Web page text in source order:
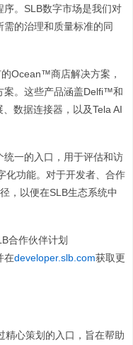
。SLB数字市场是我们对
的治理和质量标准的同
Ocean™商店解决方案，
案。这些产品涵盖Delfi™和
数据连接器，以及Tela AI
一的入口，用于评估和访
化功能。对于开发者、合作
，以便在SLB生态系统中
合作伙伴计划
在developer.slb.com获取更
精心策划的入口，旨在帮助